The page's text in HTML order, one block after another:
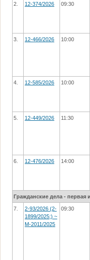
2. 12-374/2026 09:30
3. 12-466/2026 10:00
4. 12-585/2026 10:00
5. 12-449/2026 11:30
6. 12-476/2026 14:00
Гражданские дела - первая
7.
2-93/2026 (2-
1899/2025;) ~
М-2011/2025
09:30